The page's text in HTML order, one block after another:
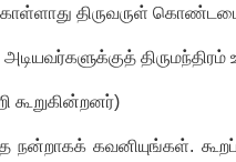
திருவருள்
திருமந்திரம்
கூறுகின்றனர்)
நன்றாகக் கவனியுங்கள்.